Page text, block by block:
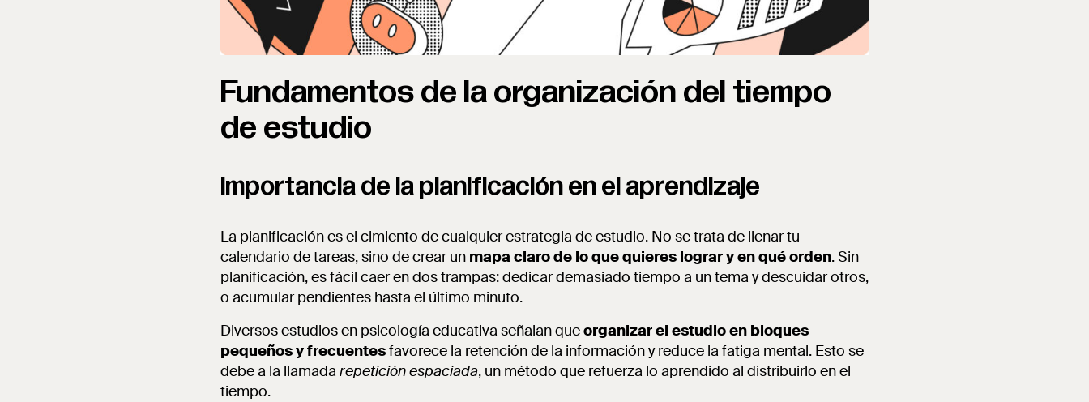
Fundamentos de la organización del tiempo
de estudio
Importancia de la planificación en el aprendizaje
La planificación es el cimiento de cualquier estrategia de estudio. No se trata de llenar tu
calendario de tareas, sino de crear un mapa claro de lo que quieres lograr y en qué orden. Sin
planificación, es fácil caer en dos trampas: dedicar demasiado tiempo a un tema y descuidar otros,
o acumular pendientes hasta el último minuto.
Diversos estudios en psicología educativa señalan queorganizar el estudio en bloques
pequeños y frecuentesfavorece la retención de la información y reduce la fatiga mental. Esto se
debe a la llamada repetición espaciada, un método que refuerza lo aprendido al distribuirlo en el
tiempo.